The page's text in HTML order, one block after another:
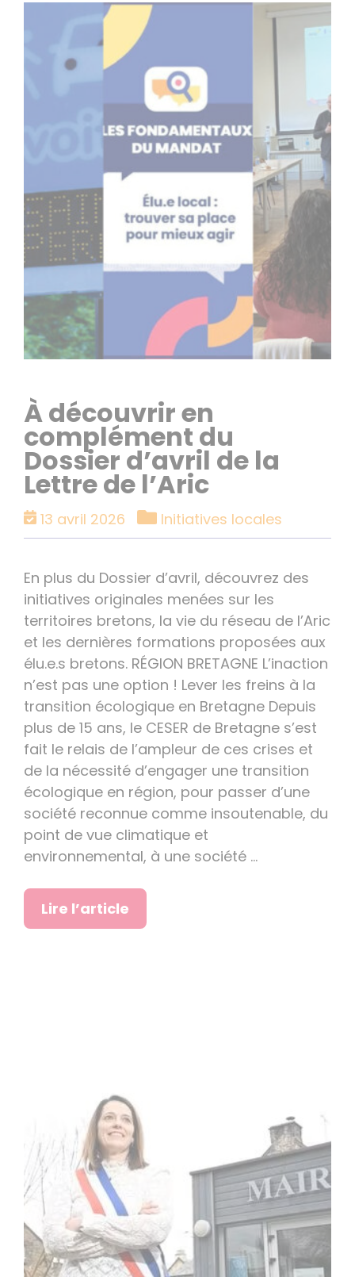
À découvrir en
complément du
Dossier d’avril de la
Lettre de l’Aric
13 avril 2026 Catégories
Initiatives locales
En plus du Dossier d’avril, découvrez des
initiatives originales menées sur les
territoires bretons, la vie du réseau de l’Aric
et les dernières formations proposées aux
élu.e.s bretons. RÉGION BRETAGNE L’inaction
n’est pas une option ! Lever les freins à la
transition écologique en Bretagne Depuis
plus de 15 ans, le CESER de Bretagne s’est
fait le relais de l’ampleur de ces crises et
de la nécessité d’engager une transition
écologique en région, pour passer d’une
société reconnue comme insoutenable, du
point de vue climatique et
environnemental, à une société …
Lire l’article